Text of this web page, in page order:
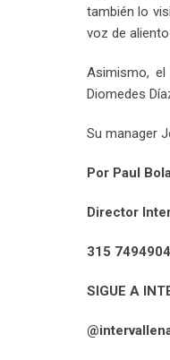
también lo
voz de
Asimismo,
Diomedes
Su manager
Por Paul
Director
315 7494904
SIGUE A